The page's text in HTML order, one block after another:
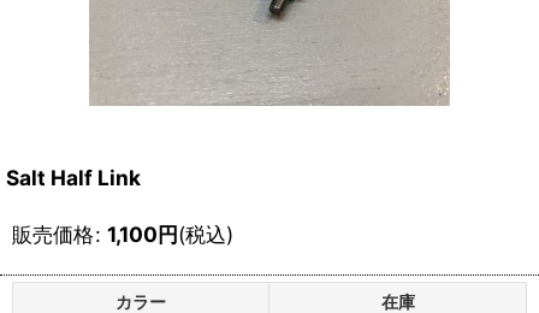
Salt Half Link
販売価格: 1,100円(税込)
カラー
在庫